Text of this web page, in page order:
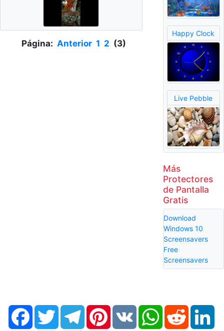
Página: Anterior 1 2 (3)
Happy Clock
Live Pebble
Más
Protectores
de Pantalla
Gratis
Download
Windows 10
Screensavers
Free
Screensavers
FacebookTwitter TelegramPinterestVK WhatsAppReddit